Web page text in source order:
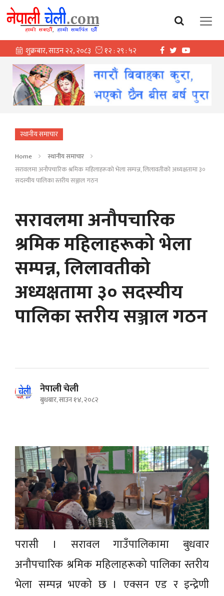
स्थानीय समाचार
Home
स्थानीय समाचार
सरावलमा अनौपचारिक श्रमिक महिलाहरूको भेला सम्पन्न, लिलावतीको अध्यक्षतामा ३०
सदस्यीय पालिका स्तरीय सञ्जाल गठन
सरावलमा अनौपचारिक
श्रमिक महिलाहरूको भेला
सम्पन्न, लिलावतीको
अध्यक्षतामा ३० सदस्यीय
पालिका स्तरीय सञ्जाल गठन
नेपाली चेली
बुधबार, साउन १४, २०८२
परासी । सरावल गाउँपालिकामा बुधवार
अनौपचारिक श्रमिक महिलाहरूको पालिका स्तरीय
भेला सम्पन्न भएको छ । एक्सन एड र इन्द्रेणी